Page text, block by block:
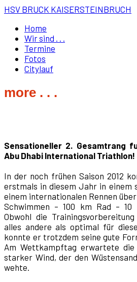
HSV BRUCK KAISERSTEINBRUCH
Home
Wir sind . . .
Termine
Fotos
Citylauf
more . . .
Sensationeller 2. Gesamtrang
Abu Dhabi International Triathlon!
In der noch frühen Saison 2012
erstmals in diesem Jahr in einem
einem internationalen Rennen
Schwimmen – 100 km Rad – 10
Obwohl die
alles andere als optimal für
konnte er trotzdem seine gute
Am Wettkampftag erwartete die
starker Wind, der den
wehte.